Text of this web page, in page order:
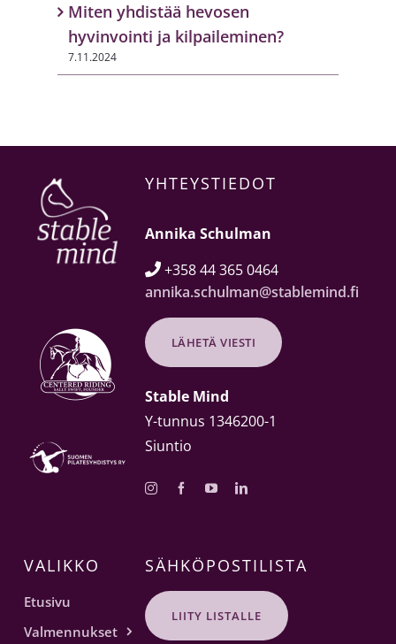
Miten yhdistää hevosen
hyvinvointi ja kilpaileminen?
7.11.2024
YHTEYSTIEDOT
Annika Schulman
+358 44 365 0464
annika.schulman@stablemind.fi
LÄHETÄ VIESTI
Stable Mind
Y-tunnus 1346200-1
Siuntio
VALIKKO
Etusivu
Valmennukset
SÄHKÖPOSTILISTA
LIITY LISTALLE